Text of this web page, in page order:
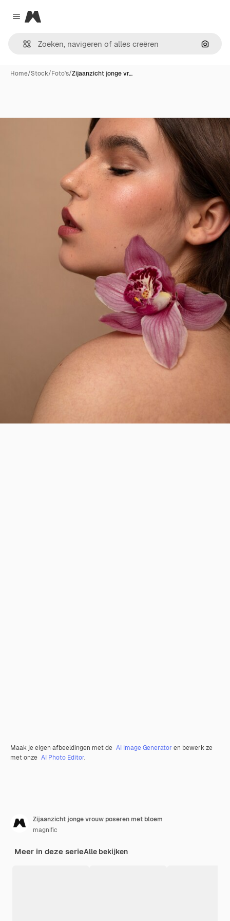
Close menu
Magnific
Home/Stock/Foto's/Zijaanzicht jonge vr…
Maak je eigen afbeeldingen met de AI Image Generator en bewerk ze
met onze AI Photo Editor.
Zijaanzicht jonge vrouw poseren met bloem
magnific
Meer in deze serieAlle bekijken